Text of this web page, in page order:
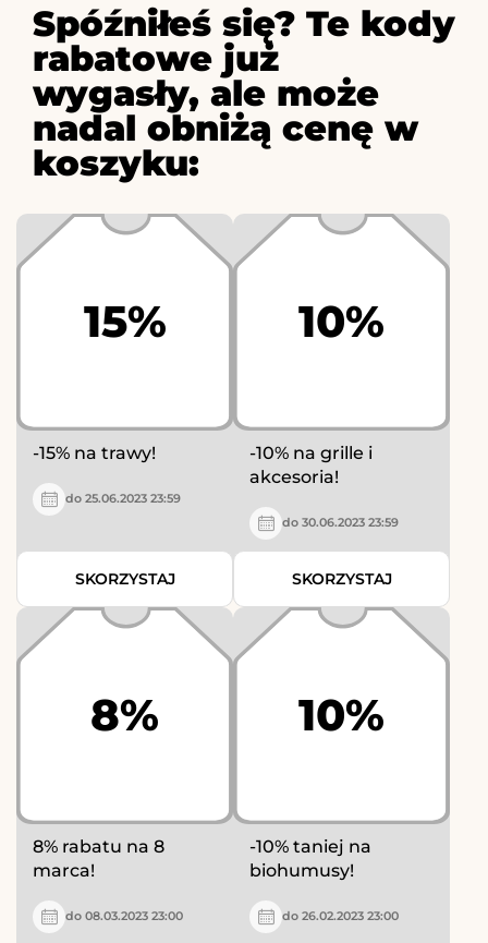
Spóźniłeś się? Te kody
rabatowe już
wygasły, ale może
nadal obniżą cenę w
koszyku:
15%
-15% na trawy!
do 25.06.2023 23:59
SKORZYSTAJ
10%
-10% na grille i
akcesoria!
do 30.06.2023 23:59
SKORZYSTAJ
8%
8% rabatu na 8
marca!
do 08.03.2023 23:00
10%
-10% taniej na
biohumusy!
do 26.02.2023 23:00